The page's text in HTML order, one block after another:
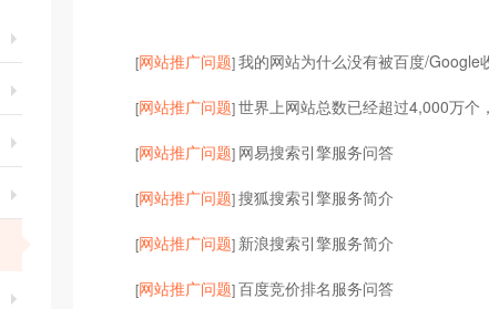
[网站推广问题]我的网站为什么没有被百度/Google
[网站推广问题]世界上网站总数已经超过4,000万个
[网站推广问题] 网易搜索引擎服务问答
[网站推广问题]搜狐搜索引擎服务简介
[网站推广问题] 新浪搜索引擎服务简介
[网站推广问题]百度竞价排名服务问答